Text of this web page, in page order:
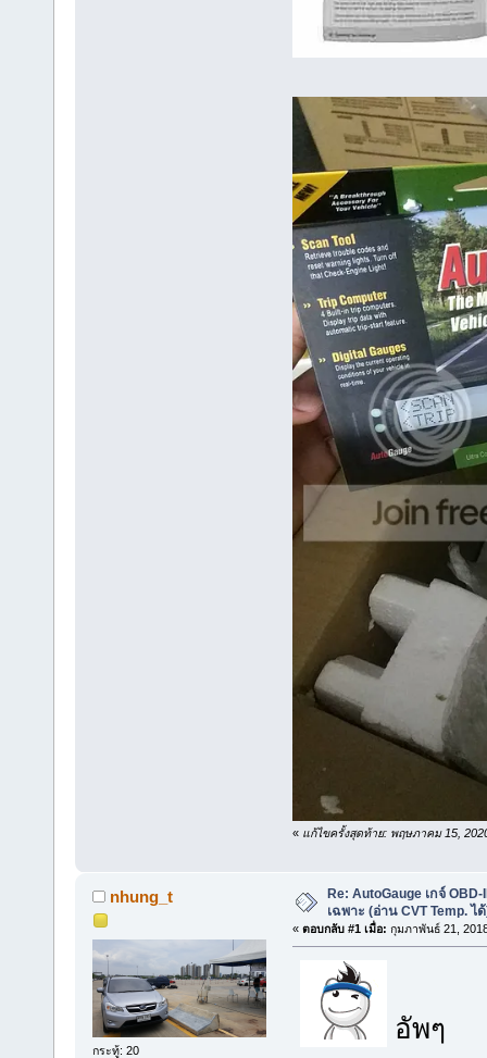
« แก้ไขครั้งสุดท้าย: พฤษภาคม 15,
nhung_t
กระทู้: 20
Re: AutoGauge เกจ์
เฉพาะ (อ่าน CVT Temp. ไ
« ตอบกลับ #1 เมื่อ: กุมภาพันธ์ 21,
อัพๆ